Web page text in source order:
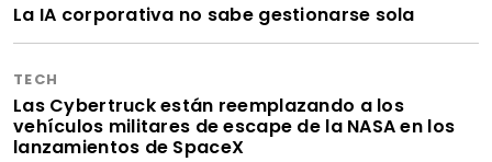
La IA corporativa no sabe gestionarse sola
TECH
Las Cybertruck están reemplazando a los
vehículos militares de escape de la NASA en los
lanzamientos de SpaceX